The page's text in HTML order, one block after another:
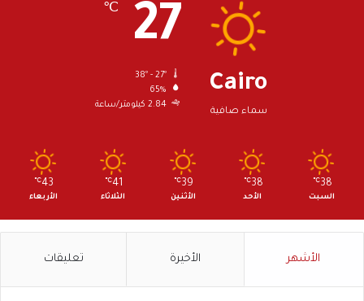
Cairo
سماء صافية
27
℃
65%
2.84 كيلومتر/ساعة
38
℃
السبت
38
℃
الأحد
39
℃
الأثنين
41
℃
الثلاثاء
43
℃
الأربعاء
الأشهر الأخيرة تعليقات